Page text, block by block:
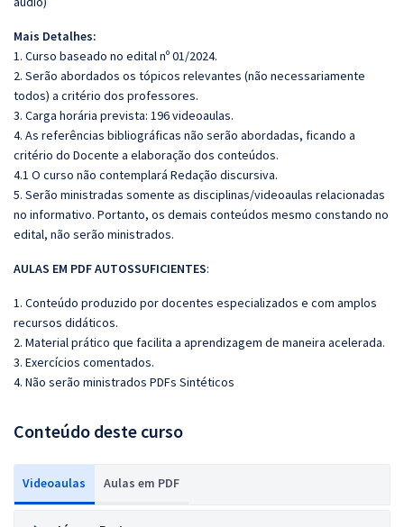
Mais Detalhes:
1. Curso baseado no edital nº 01/2024.
2. Serão abordados os tópicos relevantes (não necessariamente
todos) a critério dos professores.
3. Carga horária prevista: 196 videoaulas.
4. As referências bibliográficas não serão abordadas, ficando a
critério do Docente a elaboração dos conteúdos.
4.1 O curso não contemplará Redação discursiva.
5. Serão ministradas somente as disciplinas/videoaulas relacionadas
no informativo. Portanto, os demais conteúdos mesmo constando no
edital, não serão ministrados.
AULAS EM PDF AUTOSSUFICIENTES:
1. Conteúdo produzido por docentes especializados e com amplos
recursos didáticos.
2. Material prático que facilita a aprendizagem de maneira acelerada.
3. Exercícios comentados.
4. Não serão ministrados PDFs Sintéticos
Conteúdo deste curso
Videoaulas Aulas em PDF